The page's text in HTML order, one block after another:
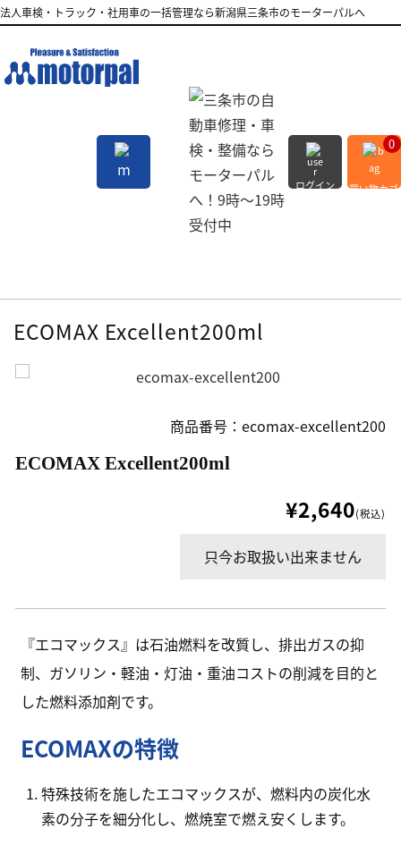
法人車検・トラック・社用車の一括管理なら新潟県三条市のモーターパルへ
ログイン
0
買い物カゴ
ECOMAX Excellent200ml
商品番号：ecomax-excellent200
ECOMAX Excellent200ml
¥2,640(税込)
只今お取扱い出来ません
『エコマックス』は石油燃料を改質し、排出ガスの抑
制、ガソリン・軽油・灯油・重油コストの削減を目的と
した燃料添加剤です。
ECOMAXの特徴
特殊技術を施したエコマックスが、燃料内の炭化水
素の分子を細分化し、燃焼室で燃え安くします。